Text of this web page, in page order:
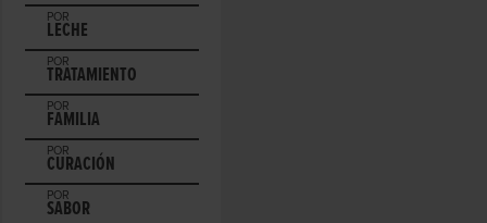
POR
LECHE
POR
TRATAMIENTO
POR
FAMILIA
POR
CURACIÓN
POR
SABOR